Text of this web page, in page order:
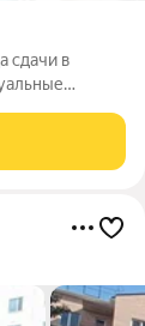
сдачи в
домов